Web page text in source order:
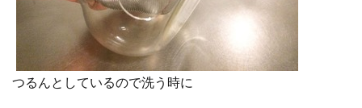
つるんとしているので洗う時に